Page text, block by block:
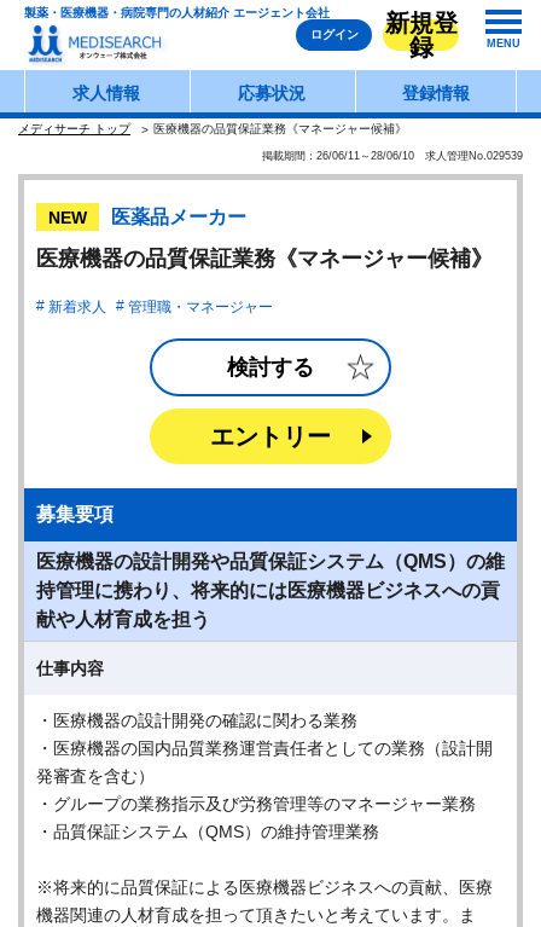
製薬・医療機器・病院専門の人材紹介 エージェント会社
ログイン
新規登
録
MENU
求人情報 応募状況 登録情報
メディサーチ トップ 医療機器の品質保証業務《マネージャー候補》
掲載期間：26/06/11～28/06/10 求人管理No.029539
NEW 医薬品メーカー
医療機器の品質保証業務《マネージャー候補》
新着求人 管理職・マネージャー
検討する
エントリー
募集要項
医療機器の設計開発や品質保証システム（QMS）の維
持管理に携わり、将来的には医療機器ビジネスへの貢
献や人材育成を担う
仕事内容
・医療機器の設計開発の確認に関わる業務
・医療機器の国内品質業務運営責任者としての業務（設計開
発審査を含む）
・グループの業務指示及び労務管理等のマネージャー業務
・品質保証システム（QMS）の維持管理業務
※将来的に品質保証による医療機器ビジネスへの貢献、医療
機器関連の人材育成を担って頂きたいと考えています。ま